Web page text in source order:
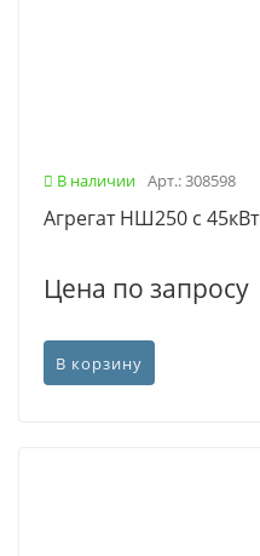
В наличии Арт.: 308598
Агрегат НШ250 с 45кВт
Цена по запросу
В корзину